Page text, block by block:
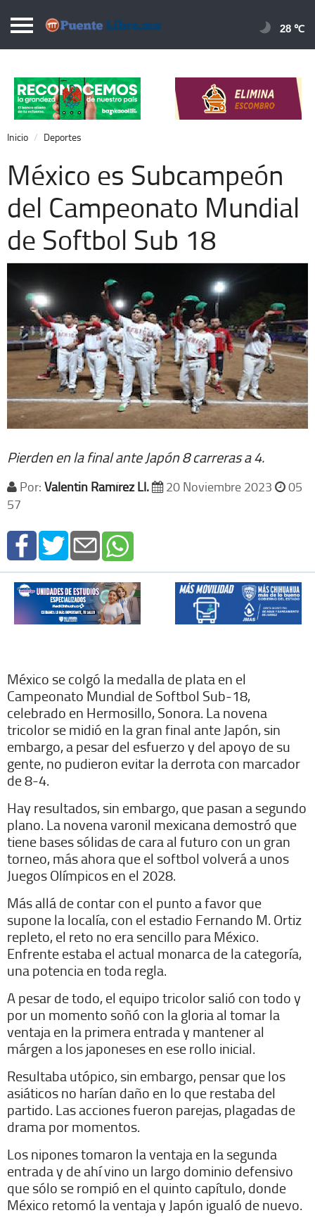
Puentelibre.mx
Local
Nacional
Opinión
Cronos
Economía
Espectáculos
Extra +
28 ℃
Inicio Deportes
México es Subcampeón
del Campeonato Mundial
de Softbol Sub 18
Pierden en la final ante Japón 8 carreras a 4.
Por: Valentin Ramírez Ll. 20 Noviembre 2023
05
57
México se colgó la medalla de plata en el
Campeonato Mundial de Softbol Sub-18,
celebrado en Hermosillo, Sonora. La novena
tricolor se midió en la gran final ante Japón, sin
embargo, a pesar del esfuerzo y del apoyo de su
gente, no pudieron evitar la derrota con marcador
de 8-4.
Hay resultados, sin embargo, que pasan a segundo
plano. La novena varonil mexicana demostró que
tiene bases sólidas de cara al futuro con un gran
torneo, más ahora que el softbol volverá a unos
Juegos Olímpicos en el 2028.
Más allá de contar con el punto a favor que
supone la localía, con el estadio Fernando M. Ortiz
repleto, el reto no era sencillo para México.
Enfrente estaba el actual monarca de la categoría,
una potencia en toda regla.
A pesar de todo, el equipo tricolor salió con todo y
por un momento soñó con la gloria al tomar la
ventaja en la primera entrada y mantener al
márgen a los japoneses en ese rollo inicial.
Resultaba utópico, sin embargo, pensar que los
asiáticos no harían daño en lo que restaba del
partido. Las acciones fueron parejas, plagadas de
drama por momentos.
Los nipones tomaron la ventaja en la segunda
entrada y de ahí vino un largo dominio defensivo
que sólo se rompió en el quinto capítulo, donde
México retomó la ventaja y Japón igualó de nuevo.